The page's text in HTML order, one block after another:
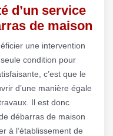
d’un service
de maison
une intervention
condition pour
c’est que le
d’une manière égale
Il est donc
débarras de maison
à l’établissement de